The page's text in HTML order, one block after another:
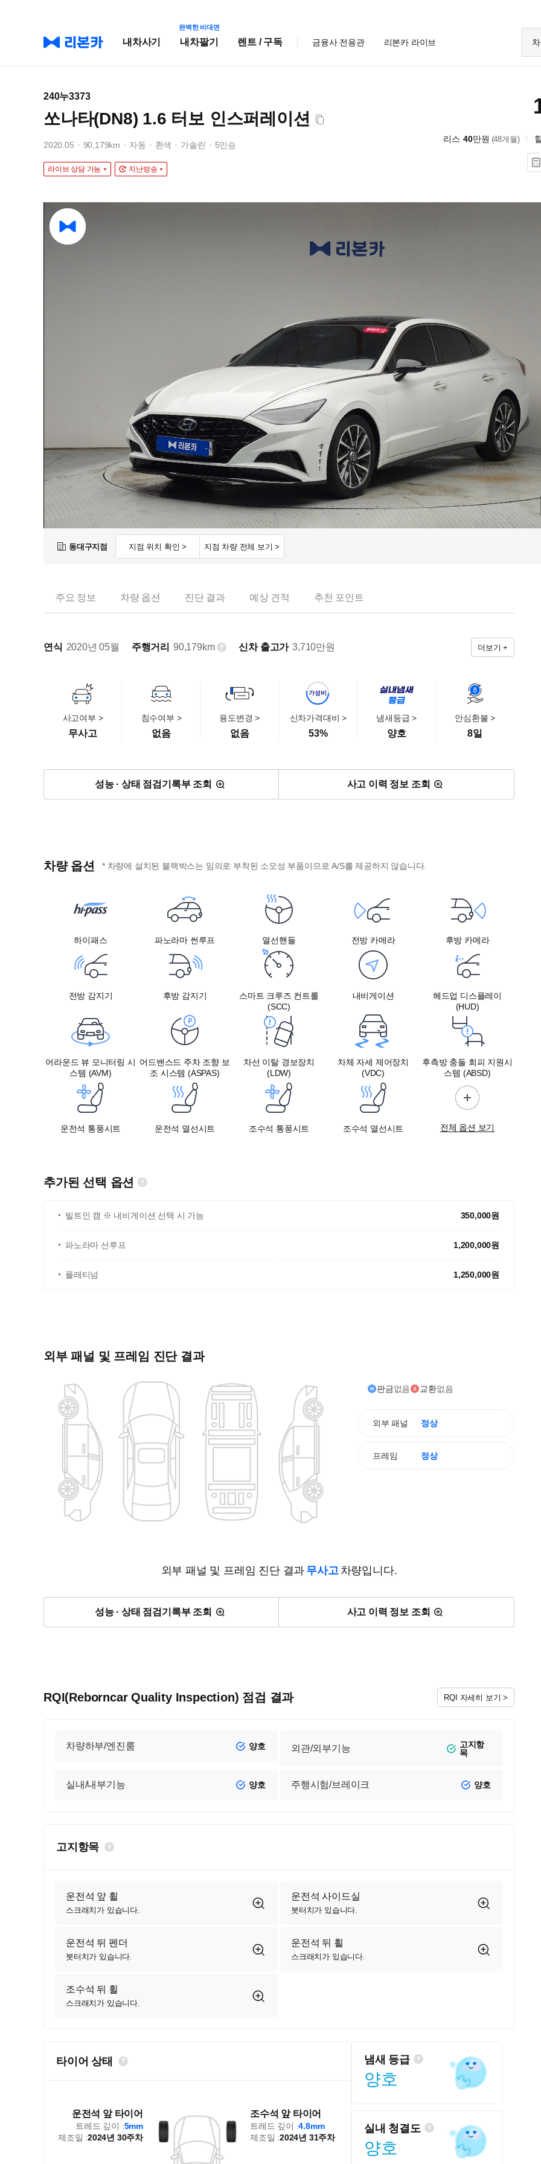
내차사기
완벽한 비대면
내차팔기 렌트 / 구독 금융사 전용관 리본카 라이브
240누3373
쏘나타(DN8) 1.6 터보 인스퍼레이션
2020.05 90,179km 자동 흰색 가솔린 5인승
라이브 상담 가능 지난방송
리스 40만원 (48개월)
동대구지점 지점 위치 확인 > 지점 차량 전체 보기 >
주요 정보 차량 옵션 진단 결과 예상 견적 추천 포인트
연식 2020년 05월 주행거리 90,179km 신차 출고가 3,710만원 더보기 +
사고여부 >
무사고
침수여부 >
없음
용도변경 >
없음
가성비
신차가격대비 >
53%
냄새등급 >
양호
안심환불 >
8일
성능 · 상태 점검기록부 조회 사고 이력 정보 조회
차량 옵션 * 차량에 설치된 블랙박스는 임의로 부착된 소모성 부품이므로 A/S를 제공하지 않습니다.
하이패스 파노라마 썬루프 열선핸들 전방 카메라 후방 카메라
전방 감지기 후방 감지기
스마트 크루즈 컨트롤
(SCC)
내비게이션
헤드업 디스플레이
(HUD)
어라운드 뷰 모니터링 시
스템 (AVM)
어드밴스드 주차 조향 보
조 시스템 (ASPAS)
차선 이탈 경보장치
(LDW)
차체 자세 제어장치
(VDC)
후측방 충돌 회피 지원시
스템 (ABSD)
운전석 통풍시트 운전석 열선시트 조수석 통풍시트 조수석 열선시트 전체 옵션 보기
추가된 선택 옵션
빌트인 캠 ※ 내비게이션 선택 시 가능 350,000원
파노라마 선루프 1,200,000원
플래티넘 1,250,000원
외부 패널 및 프레임 진단 결과
판금없음 교환없음
외부 패널 정상
프레임 정상
외부 패널 및 프레임 진단 결과 무사고 차량입니다.
성능 · 상태 점검기록부 조회 사고 이력 정보 조회
RQI(Reborncar Quality Inspection) 점검 결과 RQI 자세히 보기 >
차량하부/엔진룸 양호 외관/외부기능
고지항
목
실내/내부기능 양호 주행시험/브레이크 양호
고지항목
운전석 앞 휠
스크래치가 있습니다.
운전석 사이드실
붓터치가 있습니다.
운전석 뒤 펜더
붓터치가 있습니다.
운전석 뒤 휠
스크래치가 있습니다.
조수석 뒤 휠
스크래치가 있습니다.
타이어 상태
운전석 앞 타이어
트레드 깊이 :5mm
제조일 :2024년 30주차
조수석 앞 타이어
트레드 깊이 :4.8mm
제조일 :2024년 31주차
냄새 등급
양호
실내 청결도
양호